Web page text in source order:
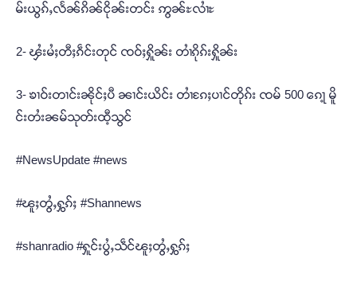
မ်းယွၵ်ႇလႅၼ်ၵိၼ်ငိုၼ်းတင်း ဢွၼ်ႊလၢႆႊ
2- ၾႆးမႆႈတီႈၵဵင်းတုင် ၸဝ်ႈႁိူၼ်း တၢႆၵိုၵ်းႁိူၼ်း
3- ၶၢဝ်းတၢင်းၼိုင်ႈပီ ၼၢင်းယိင်း တၢႆၵႄႈပၢင်တိုၵ်း ၸမ် 500 ၵေႃ့ မိူ
င်းတႆးၼမ်သုတ်းထီ့သွင်
#NewsUpdate #news
#ၽူႈတွႆႇႁွၵ်ႈ #Shannews
#shanradio #ႁူင်းပွႆႇသဵင်ၽူႈတွႆႇႁွၵ်ႈ